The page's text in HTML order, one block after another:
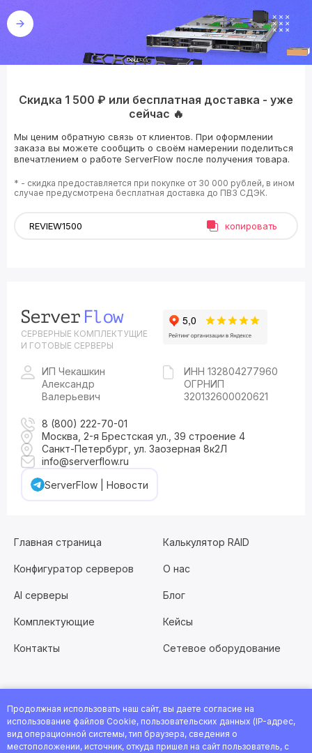
Скидка 1 500 ₽ или бесплатная доставка - уже
сейчас 🔥
Мы ценим обратную связь от клиентов. При оформлении
заказа вы можете сообщить о своём намерении поделиться
впечатлением о работе ServerFlow после получения товара.
* - скидка предоставляется при покупке от 30 000 рублей, в ином
случае предусмотрена бесплатная доставка до ПВЗ СДЭК.
копировать
СЕРВЕРНЫЕ КОМПЛЕКТУЩИЕ
И ГОТОВЫЕ СЕРВЕРЫ
ИП Чекашкин
Александр
Валерьевич
ИНН 132804277960
ОГРНИП
320132600020621
8 (800) 222-70-01
Москва, 2-я Брестская ул., 39 строение 4
Санкт-Петербург, ул. Заозерная 8к2Л
info@serverflow.ru
ServerFlow | Новости
Главная страница Калькулятор RAID
Конфигуратор серверов О нас
AI серверы Блог
Комплектующие Кейсы
Контакты Сетевое оборудование
Хотите работать с нами? Заполните анкету
посмотрите все вакансии
Продолжная использовать наш сайт, вы даете согласие на
использование файлов Cookie, пользовательских данных (IP-адрес,
вид операционной системы, тип браузера, сведения о
местоположении, источник, откуда пришел на сайт пользователь, с